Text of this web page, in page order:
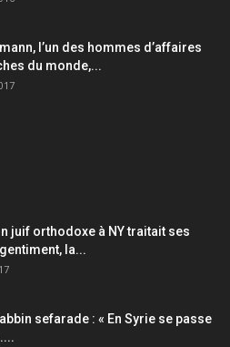
l’un des hommes d’affaires
du monde,...
juif orthodoxe à NY traitait ses
la...
sefarade : « En Syrie se passe